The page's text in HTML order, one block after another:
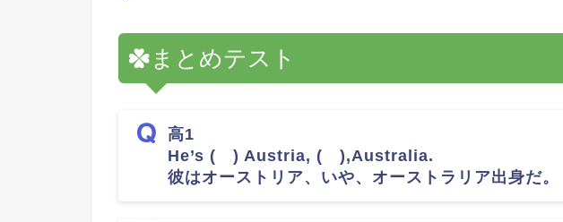
まとめテスト
高1
He’s ( ) Austria, ( ),Australia.
彼はオーストリア、いや、オーストラリア出身だ。